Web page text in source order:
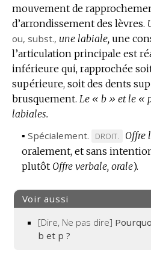
mouvement de
d’arrondissement des lèvres.
ou, subst., une labiale, une
l’articulation principale est
inférieure qui, rapprochée
supérieure, soit des dents
brusquement. Le « b » et le «
labiales.
▪ Spécialement.
MARQUE
DE
DOMAINE
DROIT. Offre
oralement, et sans
plutôt Offre verbale, orale).
Voir aussi
[Dire, Ne pas dire]
b et p ?